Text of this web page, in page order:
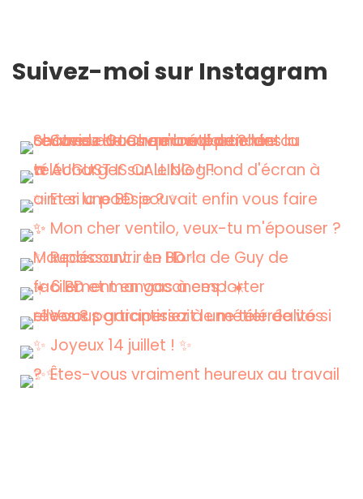
Suivez-moi sur Instagram